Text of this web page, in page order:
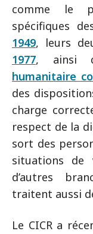
comme le
spécifiques
1949, leurs
1977, ainsi
humanitaire
des
charge
respect de la
sort des
situations de
d’autres
traitent aussi
Le CICR a